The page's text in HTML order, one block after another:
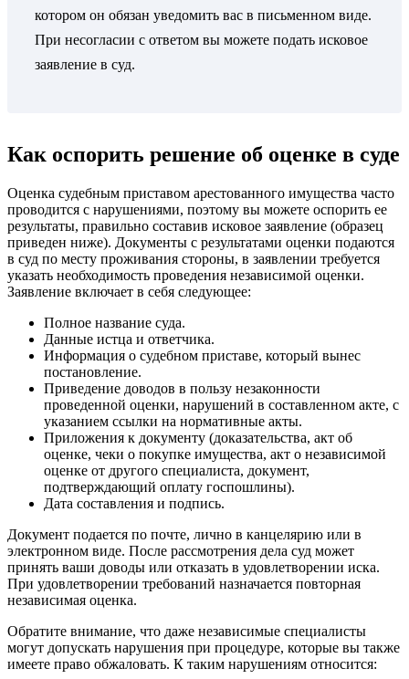
котором он обязан уведомить вас в письменном виде.
При несогласии с ответом вы можете подать исковое
заявление в суд.
Как оспорить решение об оценке в суде
Оценка судебным приставом арестованного имущества часто
проводится с нарушениями, поэтому вы можете оспорить ее
результаты, правильно составив исковое заявление (образец
приведен ниже). Документы с результатами оценки подаются
в суд по месту проживания стороны, в заявлении требуется
указать необходимость проведения независимой оценки.
Заявление включает в себя следующее:
Полное название суда.
Данные истца и ответчика.
Информация о судебном приставе, который вынес
постановление.
Приведение доводов в пользу незаконности
проведенной оценки, нарушений в составленном акте, с
указанием ссылки на нормативные акты.
Приложения к документу (доказательства, акт об
оценке, чеки о покупке имущества, акт о независимой
оценке от другого специалиста, документ,
подтверждающий оплату госпошлины).
Дата составления и подпись.
Документ подается по почте, лично в канцелярию или в
электронном виде. После рассмотрения дела суд может
принять ваши доводы или отказать в удовлетворении иска.
При удовлетворении требований назначается повторная
независимая оценка.
Обратите внимание, что даже независимые специалисты
могут допускать нарушения при процедуре, которые вы также
имеете право обжаловать. К таким нарушениям относится: